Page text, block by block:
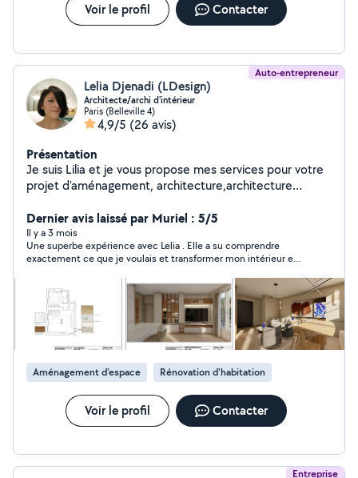
Voir le profil Contacter
Auto-entrepreneur
Lelia Djenadi (LDesign)
Architecte/archi d'intérieur
Paris (Belleville 4)
4,9/5 (26 avis)
Présentation
Je suis Lilia et je vous propose mes services pour votre
projet d'aménagement, architecture,architecture
optimiser vos espaces ou améliorer vos intérieurs. J'ai
beaucoup d'années d'expérience en agence et il y'a
quelque temps, j'ai lancé mon entreprise LDesign. Je
vous propose un travail de qualité qui répondra à vos
besoins, s'adaptera à vos envies tout en respectant
votre budget. Si vous souhaitez avoir plus d'informations
ou voulez discuter de votre projet,n'hésitez pas à me
solliciter.
Dernier avis laissé par Muriel : 5/5
Il y a 3 mois
Une superbe expérience avec Lelia . Elle a su comprendre
exactement ce que je voulais et transformer mon intérieur en
style, sa bienveillance et sa capacité à créer une décoration qui
me ressemble vraiment. Je recommande les yeux fermés.
Aménagement d'espace Rénovation d'habitation
Voir le profil Contacter
Entreprise